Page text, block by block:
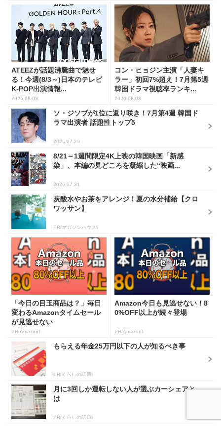
ATEEZが話題沸騰曲で魅せ
る！今週(8/3～)日本のテレビ
K-POP出演情報...
2026.08.03
コン・ヒョジン主演「人妻キ
ラー」初回7%超え！7月第5週
韓国ドラマ視聴率ランキ...
2026.08.03
ソ・ジソブが1位に返り咲き！7月第4週 韓国ド
ラマ出演者 話題性トップ5
2026.07.29
8/21～1週間限定4K上映の韓国映画「新感
染」、本編の見どころを凝縮した“映画...
2026.07.31
炭酸水やお茶をアレンジ！夏の水分補給【クロ
ワッサン】
PR(マガジンハウス)
「今日の目玉商品は？」毎日
変わるAmazonタイムセール
が見逃せない
PR(Amazon)
Amazon今日も見逃せない！8
0%OFF以上が続々登場
PR(Amazon)
もらえる年金25万円以下の人が知るべき事
PR(くらしの話題)
月に3回しか運転しない人が選ぶカーシェアと
は
PR(くらしの話題)